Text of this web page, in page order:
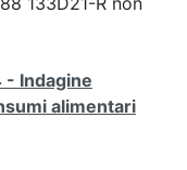
- Indagine
alimentari